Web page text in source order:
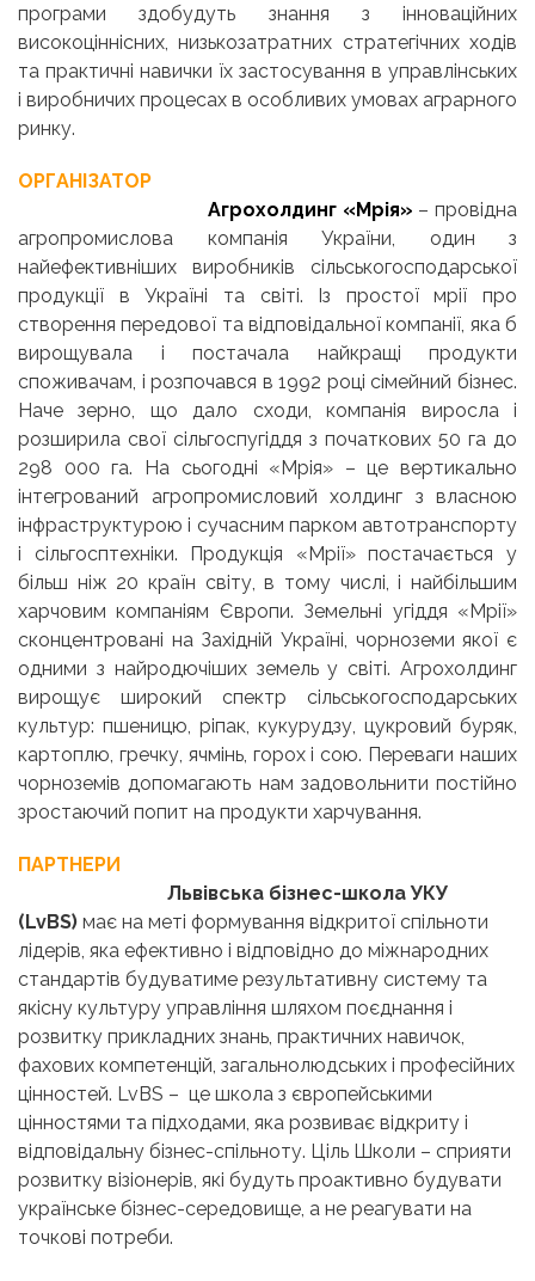
програми здобудуть знання з інноваційних
високоціннісних, низькозатратних стратегічних ходів
та практичні навички їх застосування в управлінських
і виробничих процесах в особливих умовах аграрного
ринку.
ОРГАНІЗАТОР
Агрохолдинг «Мрія» – провідна
агропромислова компанія України, один з
найефективніших виробників сільськогосподарської
продукції в Україні та світі. Із простої мрії про
створення передової та відповідальної компанії, яка б
вирощувала і постачала найкращі продукти
споживачам, і розпочався в 1992 році сімейний бізнес.
Наче зерно, що дало сходи, компанія виросла і
розширила свої сільгоспугіддя з початкових 50 га до
298 000 га. На сьогодні «Мрія» – це вертикально
інтегрований агропромисловий холдинг з власною
інфраструктурою і сучасним парком автотранспорту
і сільгосптехніки. Продукція «Мрії» постачається у
більш ніж 20 країн світу, в тому числі, і найбільшим
харчовим компаніям Європи. Земельні угіддя «Мрії»
сконцентровані на Західній Україні, чорноземи якої є
одними з найродючіших земель у світі. Агрохолдинг
вирощує широкий спектр сільськогосподарських
культур: пшеницю, ріпак, кукурудзу, цукровий буряк,
картоплю, гречку, ячмінь, горох і сою. Переваги наших
чорноземів допомагають нам задовольнити постійно
зростаючий попит на продукти харчування.
ПАРТНЕРИ
Львівська бізнес-школа УКУ
(LvBS) має на меті формування відкритої спільноти
лідерів, яка ефективно і відповідно до міжнародних
стандартів будуватиме результативну систему та
якісну культуру управління шляхом поєднання і
розвитку прикладних знань, практичних навичок,
фахових компетенцій, загальнолюдських і професійних
цінностей. LvBS – це школа з європейськими
цінностями та підходами, яка розвиває відкриту і
відповідальну бізнес-спільноту. Ціль Школи – сприяти
розвитку візіонерів, які будуть проактивно будувати
українське бізнес-середовище, а не реагувати на
точкові потреби.